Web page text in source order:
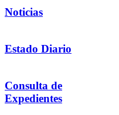
Noticias
Estado Diario
Consulta de
Expedientes